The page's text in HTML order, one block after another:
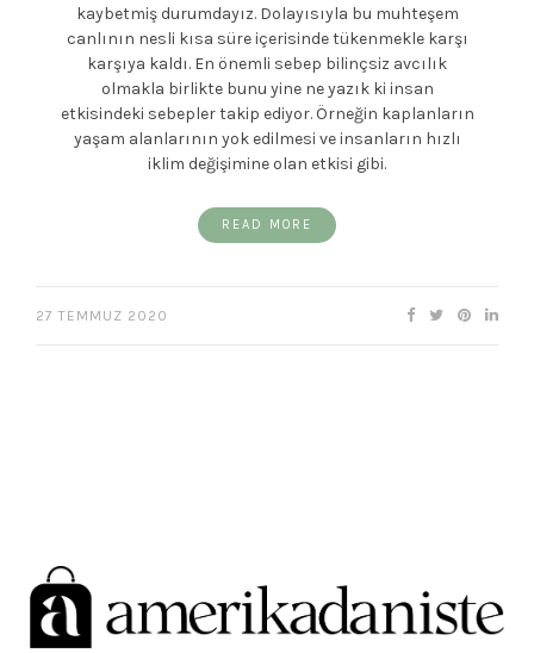
kaybetmiş durumdayız. Dolayısıyla bu muhteşem
canlının nesli kısa süre içerisinde tükenmekle karşı
karşıya kaldı. En önemli sebep bilinçsiz avcılık
olmakla birlikte bunu yine ne yazık ki insan
etkisindeki sebepler takip ediyor. Örneğin kaplanların
yaşam alanlarının yok edilmesi ve insanların hızlı
iklim değişimine olan etkisi gibi.
READ MORE
27 TEMMUZ 2020